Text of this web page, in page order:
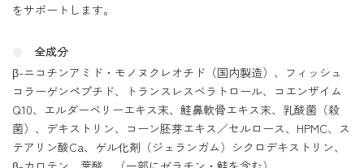
をサポートします。
全成分
β-ニコチンアミド・モノヌクレオチド（国内製造）、フィッシュ
コラーゲンペプチド、トランスレスベラトロール、コエンザイム
Q10、エルダーベリーエキス末、鮭鼻軟骨エキス末、乳酸菌（殺
菌）、デキストリン、コーン胚芽エキス／セルロース、HPMC、ス
テアリン酸Ca、ゲル化剤（ジェランガム）シクロデキストリン、